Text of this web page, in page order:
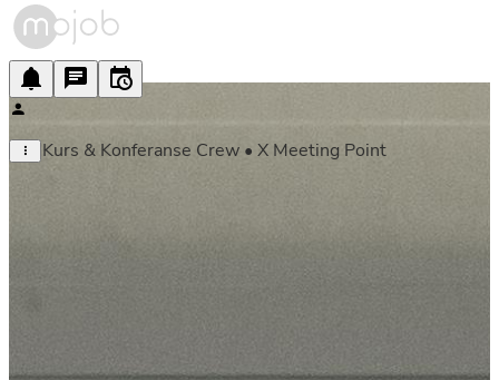
Kurs & Konferanse Crew • X Meeting Point